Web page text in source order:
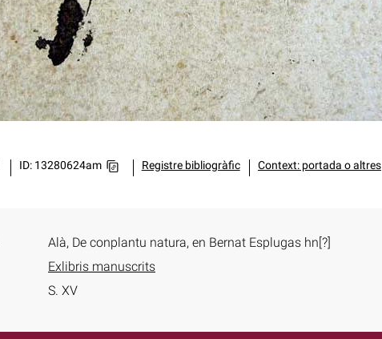
ID: 13280624am Registre bibliogràfic Context: portada o altres
Alà, De conplantu natura, en Bernat Esplugas hn[?]
Exlibris manuscrits
S. XV